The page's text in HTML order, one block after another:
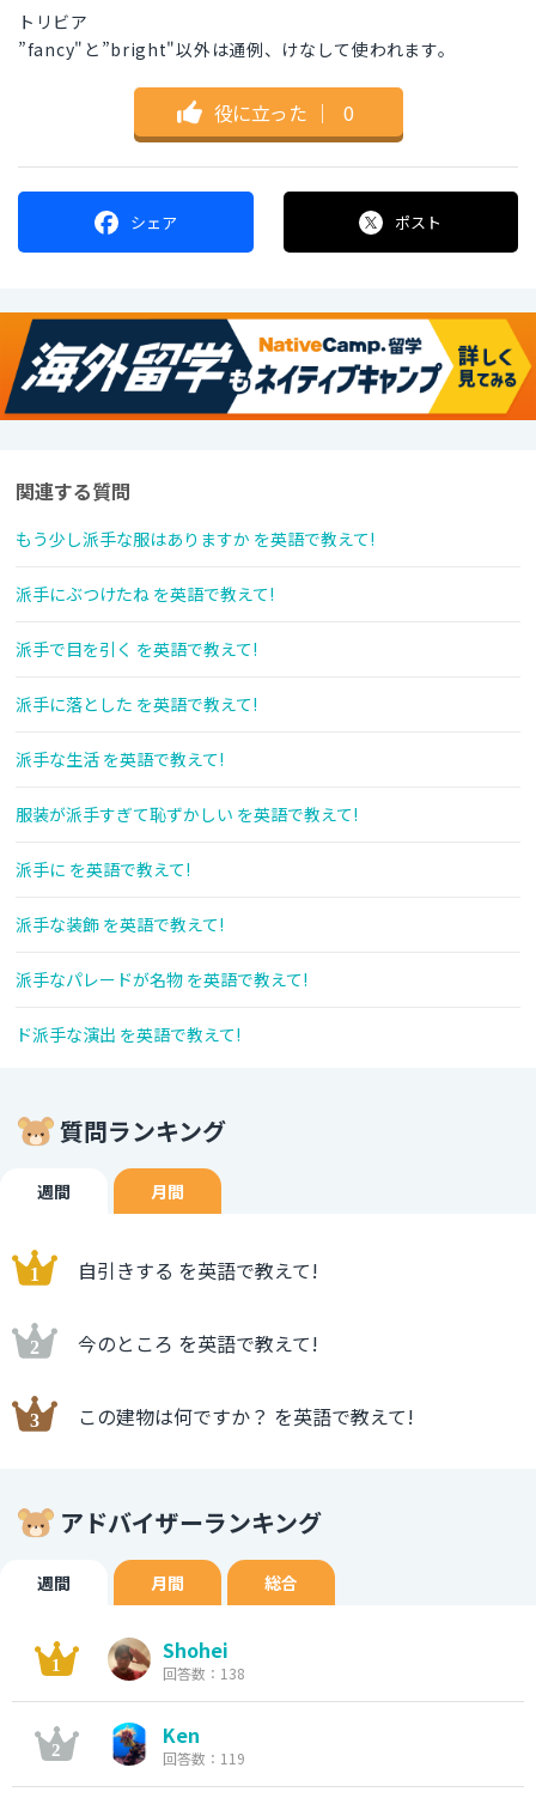
トリビア
”fancy"と”bright"以外は通例、けなして使われます。
役に立った ｜ 0
シェア ポスト
関連する質問
もう少し派手な服はありますか を英語で教えて!
派手にぶつけたね を英語で教えて!
派手で目を引く を英語で教えて!
派手に落とした を英語で教えて!
派手な生活 を英語で教えて!
服装が派手すぎて恥ずかしい を英語で教えて!
派手に を英語で教えて!
派手な装飾 を英語で教えて!
派手なパレードが名物 を英語で教えて!
ド派手な演出 を英語で教えて!
質問ランキング
週間 月間
自引きする を英語で教えて!
今のところ を英語で教えて!
この建物は何ですか？ を英語で教えて!
アドバイザーランキング
週間 月間 総合
Shohei
回答数：138
Ken
回答数：119